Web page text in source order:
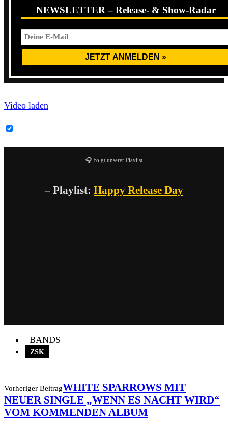
NEWSLETTER – Release- & Show-Radar
Video laden
🎧 Folgt unserer Playlist
– Playlist: Happy Release Day
BANDS
ZSK
Vorheriger BeitragWHITE SPARROWS MIT
NEUER SINGLE „WENN ES NACHT WIRD“
VOM KOMMENDEN ALBUM